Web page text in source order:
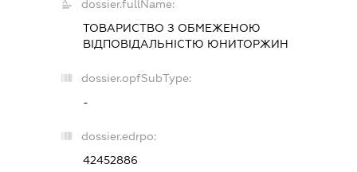
dossier.fullName:
ТОВАРИСТВО З ОБМЕЖЕНОЮ
ВІДПОВІДАЛЬНІСТЮ ЮНИТОРЖИН
dossier.opfSubType:
-
dossier.edrpo:
42452886